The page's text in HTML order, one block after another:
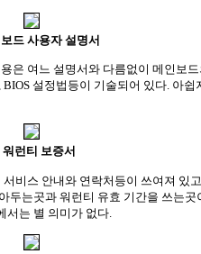
드 사용자 설명서
은 여느 설명서와 다름없이 메인보
설정법등이 기술되어 있다. 아쉽
런티 보증서
비스 안내와 연락처등이 쓰여져 있
두는곳과 워런티 유효 기간을 쓰는곳
서는 별 의미가 없다.